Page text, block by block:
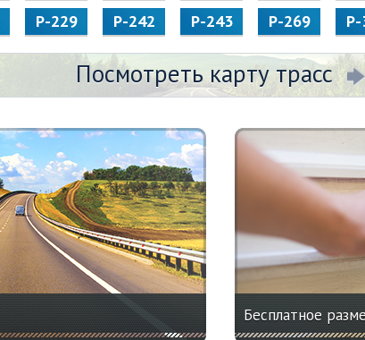
Р-229 Р-242 Р-243 Р-269 Р-
Посмотреть карту трасс
Бесплатное